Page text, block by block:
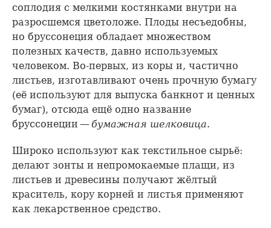
соплодия с мелкими костянками внутри на
разросшемся цветоложе. Плоды несъедобны,
но бруссонеция обладает множеством
полезных качеств, давно используемых
человеком. Во-первых, из коры и, частично
листьев, изготавливают очень прочную бумагу
(её используют для выпуска банкнот и ценных
бумаг), отсюда ещё одно название
бруссонеции —бумажная шелковица.
Широко используют как текстильное сырьё:
делают зонты и непромокаемые плащи, из
листьев и древесины получают жёлтый
краситель, кору корней и листья применяют
как лекарственное средство.